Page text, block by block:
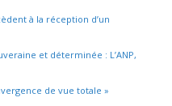
à la réception d’un
et déterminée : L’ANP,
de vue totale »